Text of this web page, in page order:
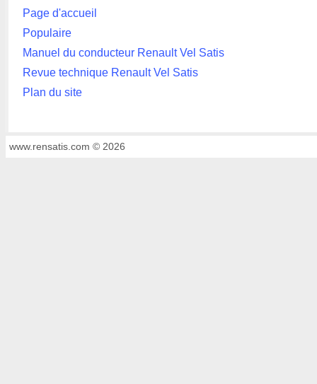
Page d'accueil
Populaire
Manuel du conducteur Renault Vel Satis
Revue technique Renault Vel Satis
Plan du site
www.rensatis.com © 2026